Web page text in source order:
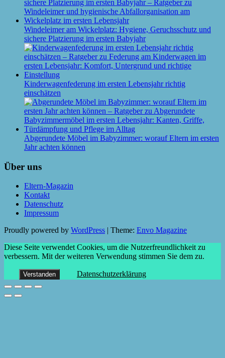
Windeleimer am Wickelplatz: Hygiene, Geruchsschutz und
sichere Platzierung im ersten Babyjahr
Kinderwagenfederung im ersten Lebensjahr richtig
einschätzen
Abgerundete Möbel im Babyzimmer: worauf Eltern im ersten
Jahr achten können
Über uns
Eltern-Magazin
Kontakt
Datenschutz
Impressum
Proudly powered by WordPress Theme: Envo Magazine
Diese Seite verwendet Cookies, um die Nutzerfreundlichkeit zu
verbessern. Mit der weiteren Verwendung stimmen Sie dem zu.
Verstanden Datenschutzerklärung